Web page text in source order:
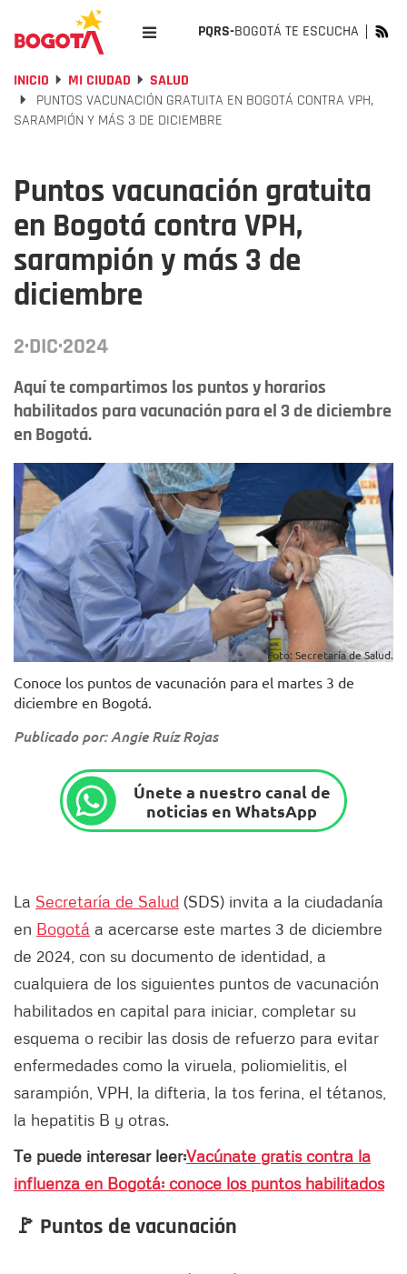
PQRS-BOGOTÁ TE ESCUCHA
INICIO MI CIUDAD
SALUD
PUNTOS VACUNACIÓN GRATUITA EN BOGOTÁ CONTRA VPH,
SARAMPIÓN Y MÁS 3 DE DICIEMBRE
Puntos vacunación gratuita
en Bogotá contra VPH,
sarampión y más 3 de
diciembre
2·DIC·2024
Aquí te compartimos los puntos y horarios
habilitados para vacunación para el 3 de diciembre
en Bogotá.
Foto: Secretaría de Salud.
Conoce los puntos de vacunación para el martes 3 de
diciembre en Bogotá.
Publicado por: Angie Ruíz Rojas
Únete a nuestro canal de
noticias en WhatsApp
La Secretaría de Salud (SDS) invita a la ciudadanía
en Bogotá a acercarse este martes 3 de diciembre
de 2024, con su documento de identidad, a
cualquiera de los siguientes puntos de vacunación
habilitados en capital para iniciar, completar su
esquema o recibir las dosis de refuerzo para evitar
enfermedades como la viruela, poliomielitis, el
sarampión, VPH, la difteria, la tos ferina, el tétanos,
la hepatitis B y otras.
Te puede interesar leer:Vacúnate gratis contra la
influenza en Bogotá: conoce los puntos habilitados
🚩 Puntos de vacunación